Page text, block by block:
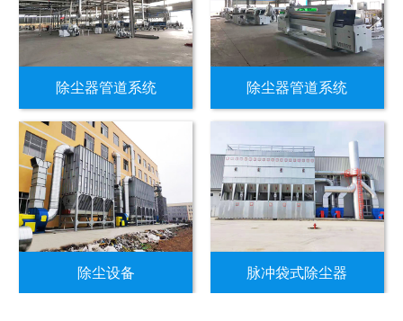
除尘器管道系统 除尘器管道系统
除尘设备 脉冲袋式除尘器